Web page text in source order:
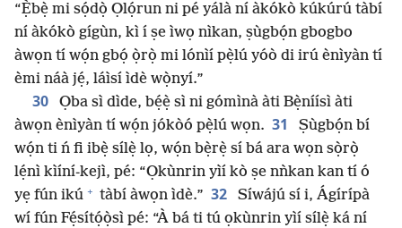
“Ẹ̀bẹ̀ mi sọ́dọ̀ Ọlọ́run ni pé yálà ní àkókò kúkúrú tàbí
ní àkókò gígùn, kì í ṣe ìwọ nìkan, ṣùgbọ́n gbogbo
àwọn tí wọ́n gbọ́ ọ̀rọ̀ mi lónìí pẹ̀lú yóò di irú ènìyàn tí
èmi náà jẹ́, láìsí ìdè wọ̀nyí.”
30
Ọba sì dìde, bẹ́ẹ̀ sì ni gómìnà àti Bẹ̀níísì àti
àwọn ènìyàn tí wọ́n jókòó pẹ̀lú wọn. 31
Ṣùgbọ́n bí
wọ́n ti ń fi ibẹ̀ sílẹ̀ lọ, wọ́n bẹ̀rẹ̀ sí bá ara wọn sọ̀rọ̀
lẹ́nì kìíní-kejì, pé: “Ọkùnrin yìí kò ṣe nǹkan kan tí ó
yẹ fún ikú + tàbí àwọn ìdè.” 32
Síwájú sí i, Ágírípà
wí fún Fẹ́sítọ́ọ̀sì pé: “À bá ti tú ọkùnrin yìí sílẹ̀ ká ní